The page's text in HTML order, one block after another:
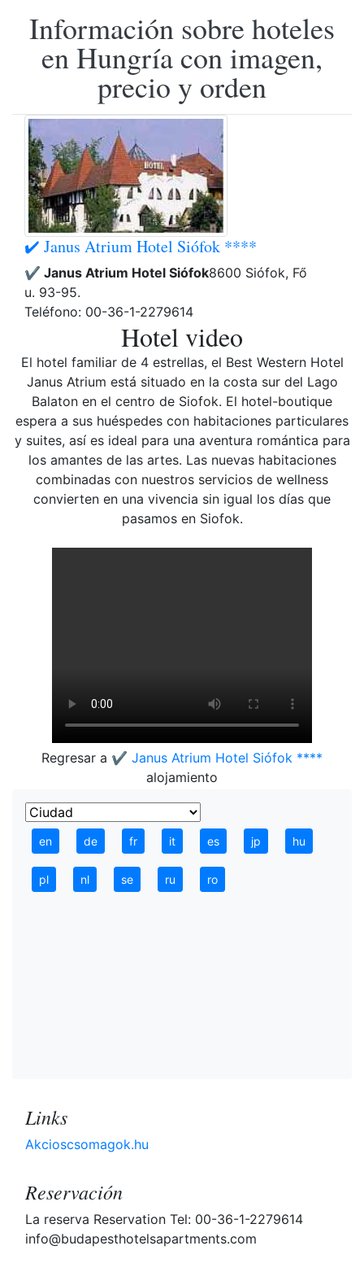
Información sobre hoteles
en Hungría con imagen,
precio y orden
✔️ Janus Atrium Hotel Siófok ****
✔️ Janus Atrium Hotel Siófok8600 Siófok, Fő
u. 93-95.
Teléfono: 00-36-1-2279614
Hotel video
El hotel familiar de 4 estrellas, el Best Western Hotel
Janus Atrium está situado en la costa sur del Lago
Balaton en el centro de Siofok. El hotel-boutique
espera a sus huéspedes con habitaciones particulares
y suites, así es ideal para una aventura romántica para
los amantes de las artes. Las nuevas habitaciones
combinadas con nuestros servicios de wellness
convierten en una vivencia sin igual los días que
pasamos en Siofok.
Regresar a ✔️ Janus Atrium Hotel Siófok ****
alojamiento
en de fr it es jp hu
pl nl se ru ro
Links
Akcioscsomagok.hu
Reservación
La reserva Reservation Tel: 00-36-1-2279614
info@budapesthotelsapartments.com